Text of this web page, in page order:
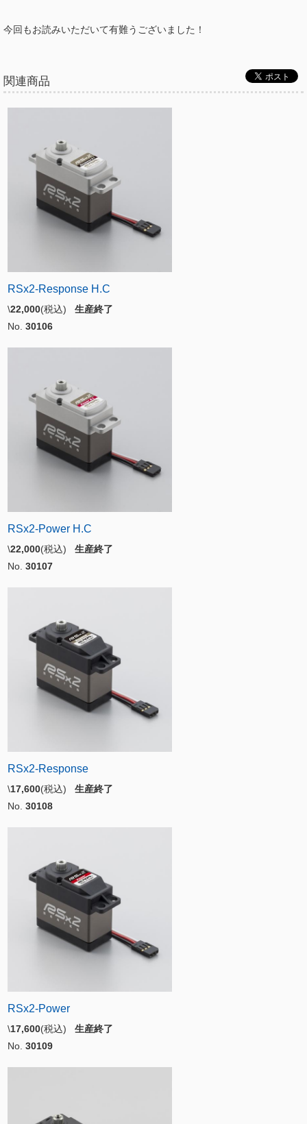
今回もお読みいただいて有難うございました！
関連商品
RSx2-Response H.C
\22,000(税込) 生産終了
No. 30106
RSx2-Power H.C
\22,000(税込) 生産終了
No. 30107
RSx2-Response
\17,600(税込) 生産終了
No. 30108
RSx2-Power
\17,600(税込) 生産終了
No. 30109